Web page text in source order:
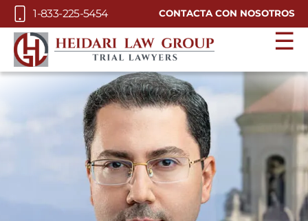
Skip to Main Content
1-833-225-5454 CONTACTA CON NOSOTROS
☰